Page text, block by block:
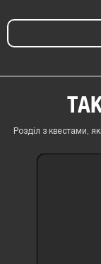
Розділ з квестами,